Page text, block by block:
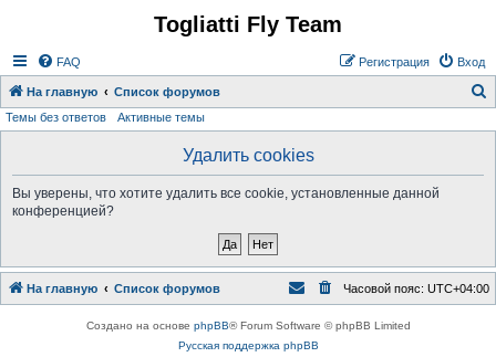
Togliatti Fly Team
FAQ Вход
Регистрация
На главную Список форумов
Темы без ответов Активные темы
Удалить cookies
Вы уверены, что хотите удалить все cookie, установленные данной
конференцией?
На главную Список форумов Часовой пояс: UTC+04:00
Создано на основе phpBB® Forum Software © phpBB Limited
Русская поддержка phpBB